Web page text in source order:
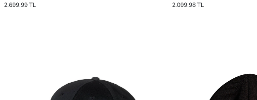
2.699,99 TL
2.099,98 TL